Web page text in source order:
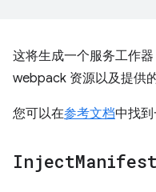
这将生成一个服务工作
webpack 资源以及提供
您可以在参考文档中找到
InjectManifest